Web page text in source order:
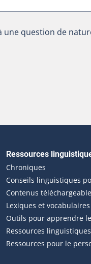
une question de
s'ouvrira dans une
Ressources
Chroniques
Conseils linguistiques
Contenus
Lexiques et vocabulaires
Outils pour apprendre
Ressources
Ressources pour le